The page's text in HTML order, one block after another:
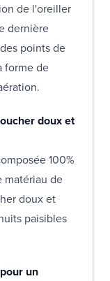
de l'oreiller
dernière
points de
forme de
doux et
100%
matériau de
doux et
paisibles
un